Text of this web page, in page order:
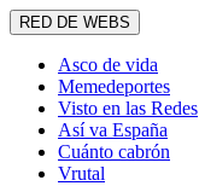
RED DE WEBS
Asco de vida
Memedeportes
Visto en las Redes
Así va España
Cuánto cabrón
Vrutal